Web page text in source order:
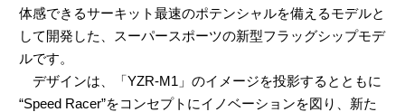
体感できるサーキット最速のポテンシャルを備えるモデルと
して開発した、スーパースポーツの新型フラッグシップモデ
ルです。
デザインは、「YZR-M1」のイメージを投影するとともに
“Speed Racer”をコンセプトにイノベーションを図り、新た